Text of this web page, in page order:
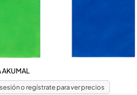
AKUMAL
o regístrate para ver precios